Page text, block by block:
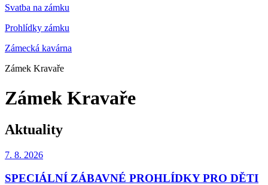
Svatba na zámku
Prohlídky zámku
Zámecká kavárna
Zámek Kravaře
Zámek Kravaře
Aktuality
7. 8. 2026
SPECIÁLNÍ ZÁBAVNÉ PROHLÍDKY PRO DĚTI